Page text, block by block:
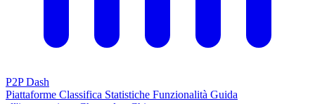
P2P Dash
Piattaforme Classifica Statistiche Funzionalità Guida